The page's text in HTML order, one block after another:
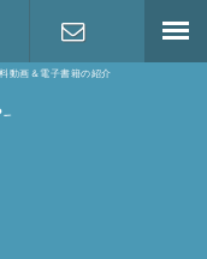
動画＆電子書籍の紹介